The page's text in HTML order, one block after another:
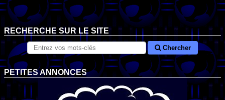
RECHERCHE SUR LE SITE
Chercher
PETITES ANNONCES